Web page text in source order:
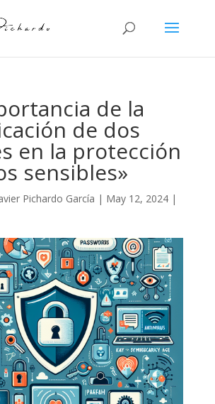
de la
de dos
en la protección
sensibles»
Pichardo García | May 12, 2024|